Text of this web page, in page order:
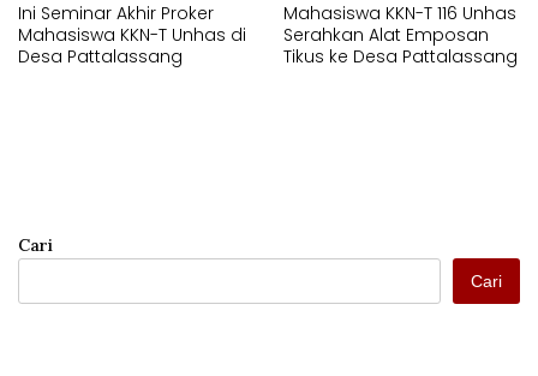
Ini Seminar Akhir Proker
Mahasiswa KKN-T Unhas di
Desa Pattalassang
Mahasiswa KKN-T 116 Unhas
Serahkan Alat Emposan
Tikus ke Desa Pattalassang
Cari
Cari